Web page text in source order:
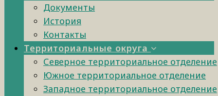
Документы
История
Контакты
Территориальные округа
Северное территориальное отделение
Южное территориальное отделение
Западное территориальное отделение